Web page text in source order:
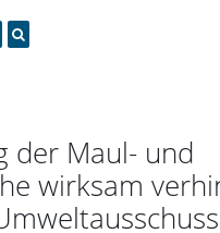
der Maul- und
wirksam